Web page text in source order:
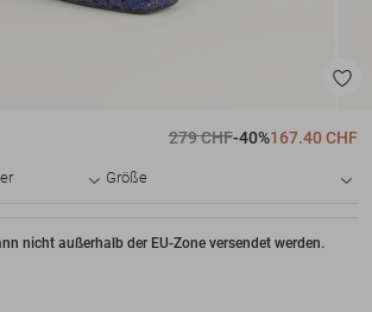
279 CHF-40%167.40 CHF
Größe
nicht außerhalb der EU-Zone versendet werden.